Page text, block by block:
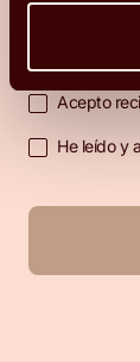
Acepto
He leído y